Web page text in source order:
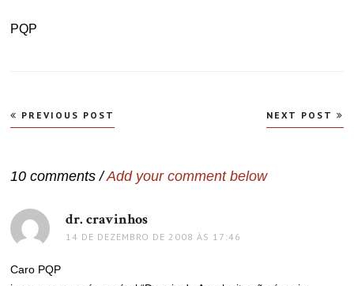
PQP
Navegação
de
PREVIOUS POST NEXT POST
10 comments /Add your comment below
dr. cravinhos
14 DE DEZEMBRO DE 2008 ÀS 17:46
Caro PQP